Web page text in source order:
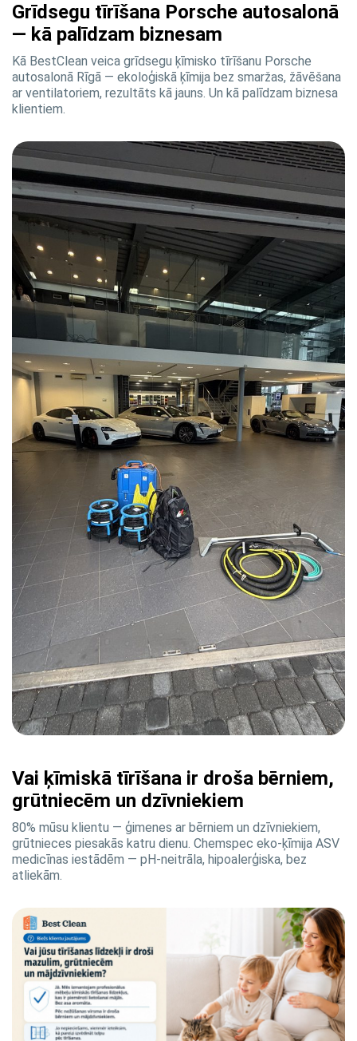
Grīdsegu tīrīšana Porsche autosalonā
— kā palīdzam biznesam
Kā BestClean veica grīdsegu ķīmisko tīrīšanu Porsche
autosalonā Rīgā — ekoloģiskā ķīmija bez smaržas, žāvēšana
ar ventilatoriem, rezultāts kā jauns. Un kā palīdzam biznesa
klientiem.
Vai ķīmiskā tīrīšana ir droša bērniem,
grūtniecēm un dzīvniekiem
80% mūsu klientu — ģimenes ar bērniem un dzīvniekiem,
grūtnieces piesakās katru dienu. Chemspec eko-ķīmija ASV
medicīnas iestādēm — pH-neitrāla, hipoalerģiska, bez
atliekām.